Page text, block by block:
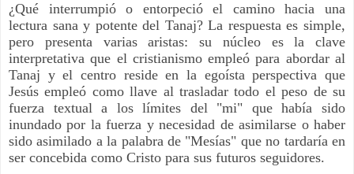
¿Qué interrumpió o entorpeció el camino hacia una
lectura sana y potente del Tanaj? La respuesta es simple,
pero presenta varias aristas: su núcleo es la clave
interpretativa que el cristianismo empleó para abordar al
Tanaj y el centro reside en la egoísta perspectiva que
Jesús empleó como llave al trasladar todo el peso de su
fuerza textual a los límites del "mi" que había sido
inundado por la fuerza y necesidad de asimilarse o haber
sido asimilado a la palabra de "Mesías" que no tardaría en
ser concebida como Cristo para sus futuros seguidores.